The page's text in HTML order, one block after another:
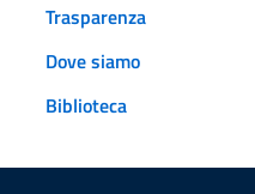
Trasparenza
Dove siamo
Biblioteca